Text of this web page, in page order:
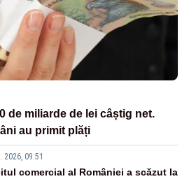
de miliarde de lei câștig net.
au primit plăți
2026, 09:51
comercial al României a scăzut la